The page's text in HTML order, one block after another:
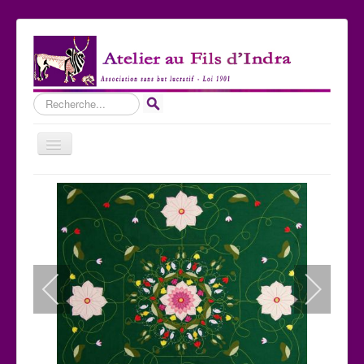
Rechercher
Basculer
la
Accueil
Qui sommes-nous ?
Les Expositions
Les toiles
Participer
Nous contacter
Sites amis